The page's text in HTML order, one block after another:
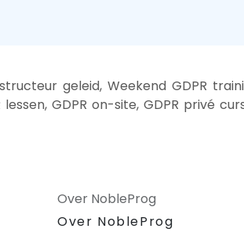
geleid, Weekend GDPR
GDPR on-site, GDPR privé
Over NobleProg
Over NobleProg